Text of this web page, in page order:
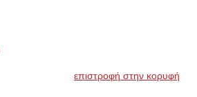
επιστροφή στην κορυφή